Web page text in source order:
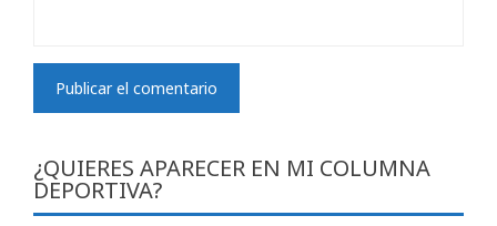
¿QUIERES APARECER EN MI COLUMNA
DEPORTIVA?